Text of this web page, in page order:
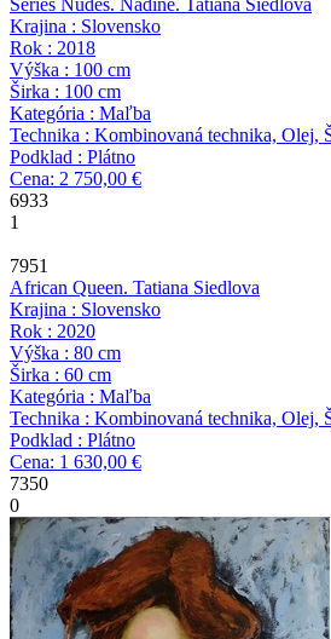
Series Nudes. Nadine.
Tatiana Siedlova
Krajina : Slovensko
Rok : 2018
Výška : 100 cm
Širka : 100 cm
Kategória : Maľba
Technika : Kombinovaná technika, Olej,
Podklad : Plátno
Cena: 2 750,00 €
6933
1
7951
African Queen. Tatiana Siedlova
Krajina : Slovensko
Rok : 2020
Výška : 80 cm
Širka : 60 cm
Kategória : Maľba
Technika : Kombinovaná technika, Olej,
Podklad : Plátno
Cena: 1 630,00 €
7350
0